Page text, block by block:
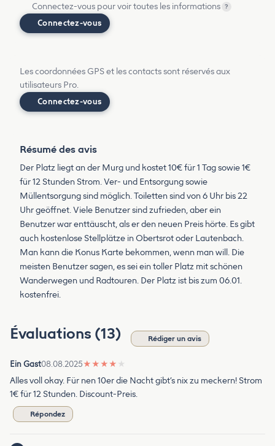
Connectez-vous pour voir toutes les informations ?
Connectez-vous
Les coordonnées GPS et les contacts sont réservés aux
utilisateurs Pro.
Connectez-vous
Résumé des avis
Der Platz liegt an der Murg und kostet 10€ für 1 Tag sowie 1€
für 12 Stunden Strom. Ver- und Entsorgung sowie
Müllentsorgung sind möglich. Toiletten sind von 6 Uhr bis 22
Uhr geöffnet. Viele Benutzer sind zufrieden, aber ein
Benutzer war enttäuscht, als er den neuen Preis hörte. Es gibt
auch kostenlose Stellplätze in Obertsrot oder Lautenbach.
Man kann die Konus Karte bekommen, wenn man will. Die
meisten Benutzer sagen, es sei ein toller Platz mit schönen
Wanderwegen und Radtouren. Der Platz ist bis zum 06.01.
kostenfrei.
Évaluations (13) Rédiger un avis
Ein Gast08.08.2025★ ★ ★ ★ ★
Alles voll okay. Für nen 10er die Nacht gibt’s nix zu meckern! Strom
1€ für 12 Stunden. Discount-Preis.
Répondez